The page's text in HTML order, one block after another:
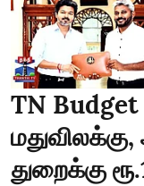
TN
துறைக்கு